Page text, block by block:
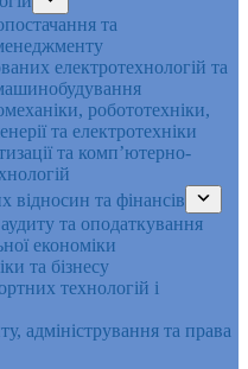
та
електротехнологій та
робототехніки,
та електротехніки
та комп’ютерно-
відносин та фінансів
та оподаткування
економіки
та бізнесу
технологій і
адміністрування та права